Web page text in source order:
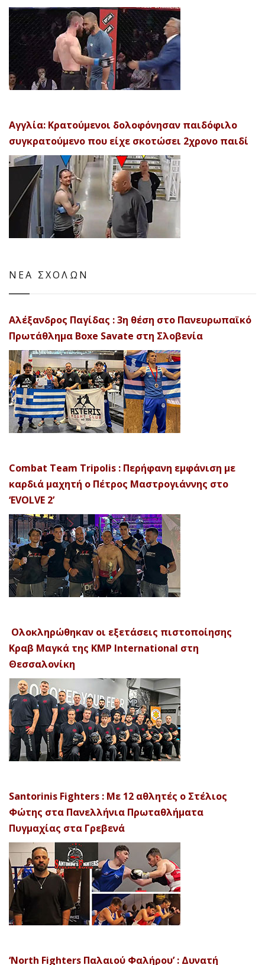
Αγγλία: Κρατούμενοι δολοφόνησαν παιδόφιλο
συγκρατούμενο που είχε σκοτώσει 2χρονο παιδί
ΝΕΑ ΣΧΟΛΩΝ
Αλέξανδρος Παγίδας : 3η θέση στο Πανευρωπαϊκό
Πρωτάθλημα Boxe Savate στη Σλοβενία
Combat Team Tripolis : Περήφανη εμφάνιση με
καρδιά μαχητή ο Πέτρος Μαστρογιάννης στο
‘EVOLVE 2’
Ολοκληρώθηκαν οι εξετάσεις πιστοποίησης
Κραβ Μαγκά της KMP International στη
Θεσσαλονίκη
Santorinis Fighters : Με 12 αθλητές ο Στέλιος
Φώτης στα Πανελλήνια Πρωταθλήματα
Πυγμαχίας στα Γρεβενά
‘North Fighters Παλαιού Φαλήρου’ : Δυνατή